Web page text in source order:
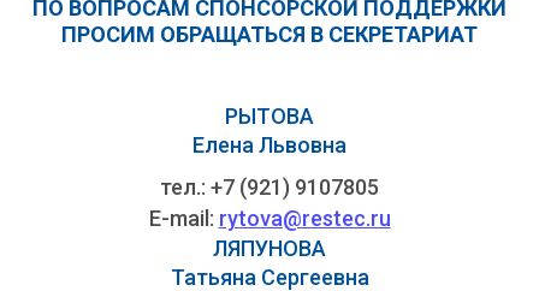
ПО ВОПРОСАМ СПОНСОРСКОЙ ПОДДЕРЖКИ
ПРОСИМ ОБРАЩАТЬСЯ В СЕКРЕТАРИАТ
РЫТОВА
Елена Львовна
тел.: +7 (921) 9107805
E-mail: rytova@restec.ru
ЛЯПУНОВА
Татьяна Сергеевна